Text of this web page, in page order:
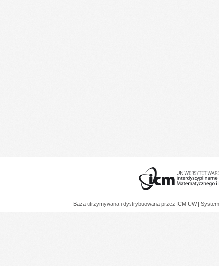
Baza utrzymywana i dystrybuowana przez ICM UW |